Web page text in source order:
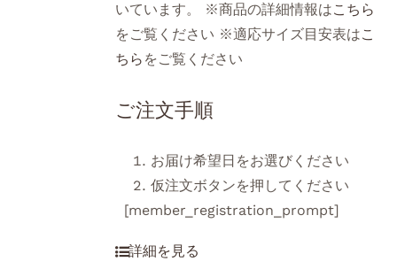
いています。 ※商品の詳細情報はこちら
をご覧ください ※適応サイズ目安表はこ
ちら をご覧ください
ご注文手順
お届け希望日をお選びください
仮注文ボタンを押してください
[member_registration_prompt]